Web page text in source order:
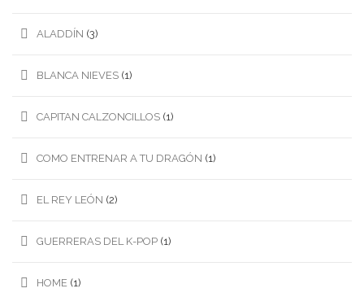
ALADDÍN (3)
BLANCA NIEVES (1)
CAPITAN CALZONCILLOS (1)
COMO ENTRENAR A TU DRAGÓN (1)
EL REY LEÓN (2)
GUERRERAS DEL K-POP (1)
HOME (1)